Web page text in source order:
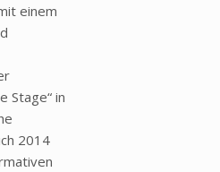
einem
Stage“ in
2014